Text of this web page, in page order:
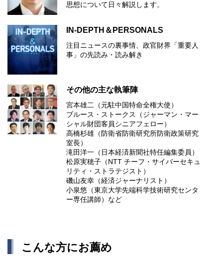
思想について⽇々解説します。
IN-DEPTH＆PERSONALS
注目ニュースの裏事情、政官財界「重要人
事」の先読み・読み解き
その他の主な執筆陣
宮本雄二（元駐中国特命全権大使）
ブルース・ストークス（ジャーマン・マー
シャル財団客員シニアフェロー）
高橋杉雄（防衛省防衛研究所防衛政策研究
室長）
滝田洋一（日本経済新聞社特任編集委員）
松原実穂子（NTT チーフ・サイバーセキュ
リティ・ストラテジスト）
磯山友幸（経済ジャーナリスト）
小泉悠（東京大学先端科学技術研究センタ
ー専任講師）など
こんな方にお薦め